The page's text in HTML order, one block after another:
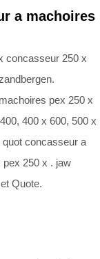
a machoires
concasseur 250 x
pex 250 x
400 x 600, 500 x
quot concasseur a
250 x . jaw
Quote.